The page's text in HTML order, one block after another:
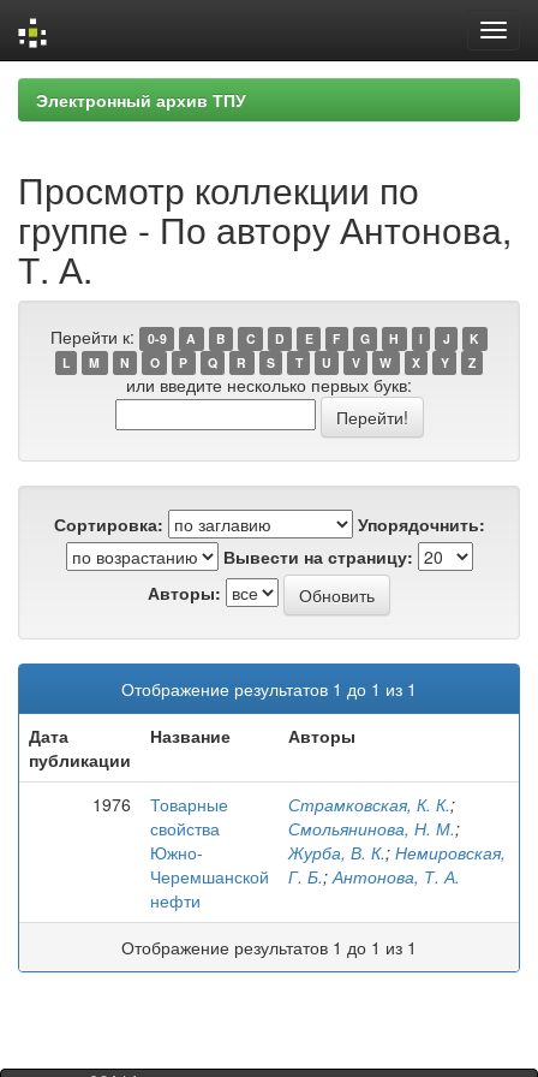
Skip
navigation
Электронный архив ТПУ
Просмотр коллекции по
группе - По автору Антонова,
Т. А.
Перейти к: 0-9 A B C D E F G H I J
K
L
M N O P Q R S T U V W X Y Z
или введите несколько первых букв:
Сортировка:
Упорядочнить:
Вывести на страницу:
Авторы:
Отображение результатов 1 до 1 из 1
Дата
публикации
Название Авторы
1976
Товарные
свойства
Южно-
Черемшанской
нефти
Страмковская, К. К.;
Смольянинова, Н. М.;
Журба, В. К.; Немировская,
Г. Б.;Антонова, Т. А.
Отображение результатов 1 до 1 из 1